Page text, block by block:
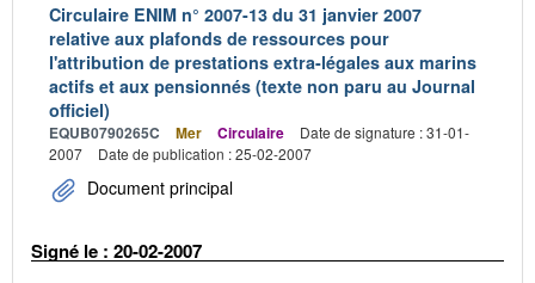
Circulaire ENIM n° 2007-13 du 31 janvier 2007
relative aux plafonds de ressources pour
l'attribution de prestations extra-légales aux marins
actifs et aux pensionnés (texte non paru au Journal
officiel)
EQUB0790265C Mer Circulaire
Date de signature : 31-01-
2007
Date de publication : 25-02-2007
Document principal
Signé le : 20-02-2007